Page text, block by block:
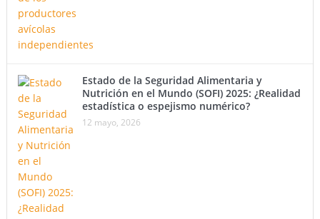
Estado de la Seguridad Alimentaria y
Nutrición en el Mundo (SOFI) 2025: ¿Realidad
estadística o espejismo numérico?
12 mayo, 2026